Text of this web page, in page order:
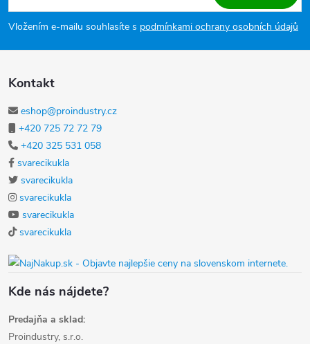
Vložením e-mailu souhlasíte s podmínkami ochrany osobních údajů
Kontakt
eshop@proindustry.cz
+420 725 72 72 79
+420 325 531 058
svarecikukla
svarecikukla
svarecikukla
svarecikukla
svarecikukla
Kde nás nájdete?
Predajňa a sklad:
Proindustry, s.r.o.